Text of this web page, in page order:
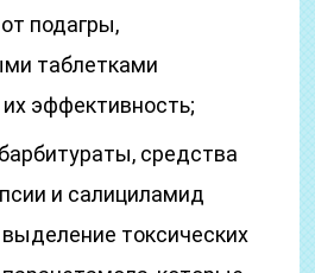
подагры,
таблетками
эффективность;
средства
и салициламид
токсических